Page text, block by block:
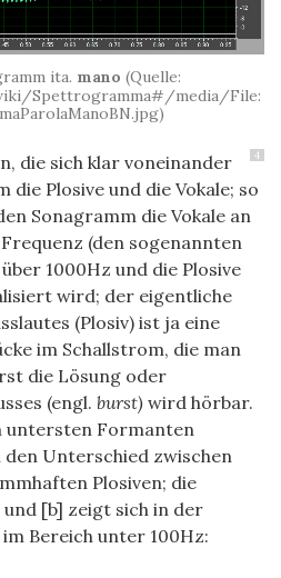
ita. mano (Quelle:
Spettrogramma#/media/File:
4
die sich klar voneinander
die Plosive und die Vokale; so
Sonagramm die Vokale an
(den sogenannten
1000Hz und die Plosive
wird; der eigentliche
(Plosiv) ist ja eine
im Schallstrom, die man
die Lösung oder
(engl. burst) wird hörbar.
untersten Formanten
Unterschied zwischen
Plosiven; die
[b] zeigt sich in der
Bereich unter 100Hz: